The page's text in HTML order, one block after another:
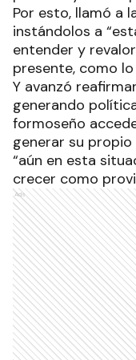
Por esto, llamó a
instándolos a
entender y
presente, como
Y avanzó
generando
formoseño
generar su propio
“aún en esta
crecer como
Ads